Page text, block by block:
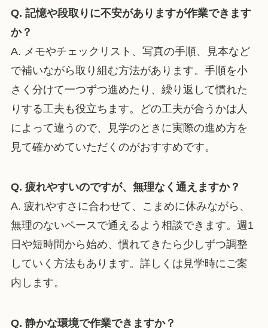
Q. 記憶や段取りに不安がありますが作業できます
か？
A. メモやチェックリスト、写真の手順、見本など
で補いながら取り組む方法があります。手順を小
さく分けて一つずつ進めたり、繰り返して慣れた
りする工夫も役立ちます。どの工夫が合うかは人
によって違うので、見学のときに実際の進め方を
見て確かめていただくのがおすすめです。
Q. 疲れやすいのですが、無理なく通えますか？
A. 疲れやすさに合わせて、こまめに休みながら、
無理のないペースで通えるよう相談できます。週1
日や短時間から始め、慣れてきたら少しずつ調整
していく方法もあります。詳しくは見学時にご案
内します。
Q. 静かな環境で作業できますか？